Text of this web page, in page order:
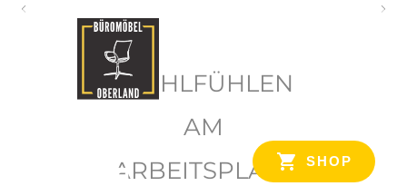
SHOP
WOHLFÜHLEN
AM
ARBEITSPLATZ